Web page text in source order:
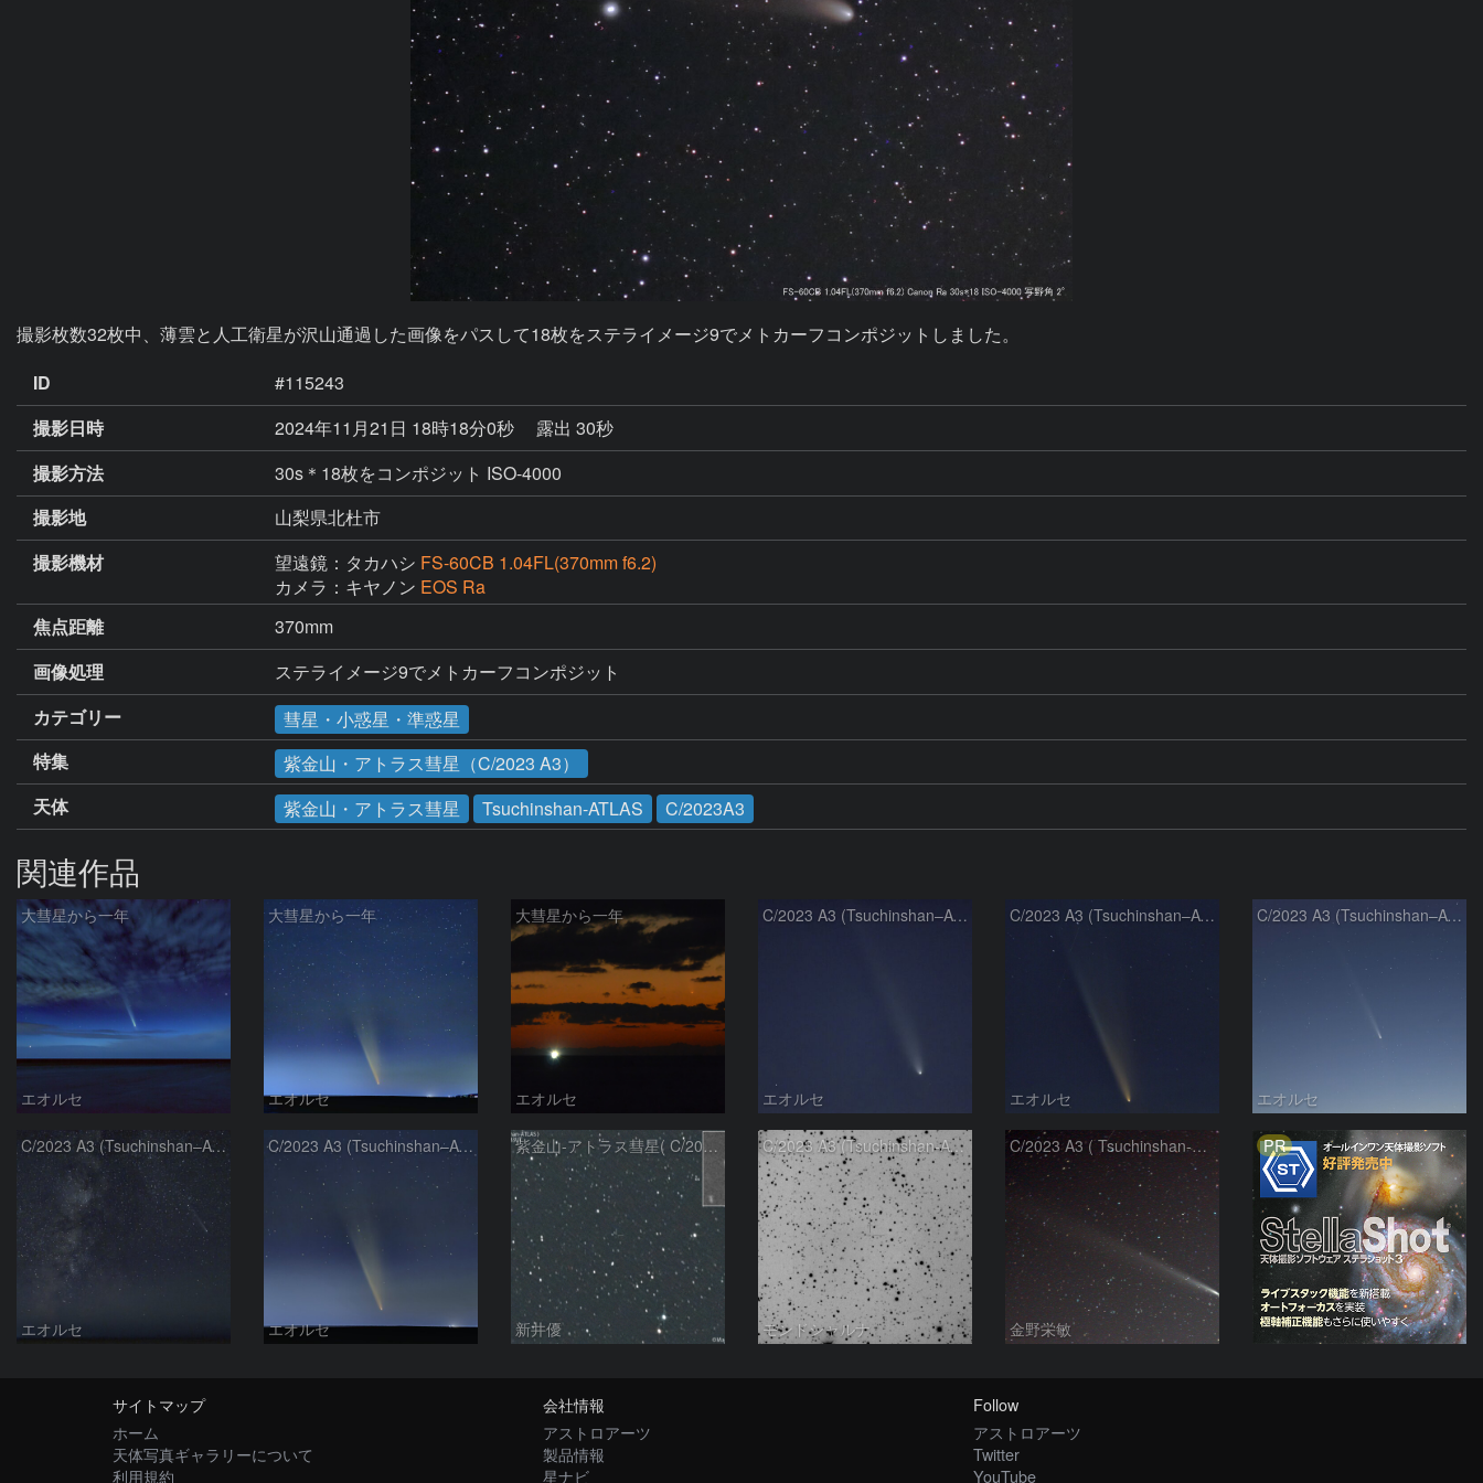
ID
#115243
撮影日時
2024年11月21日 18時18分0秒
露出 30秒
撮影方法
30s＊18枚をコンポジット ISO-4000
撮影地
山梨県北杜市
撮影機材
望遠鏡：タカハシ FS-60CB 1.04FL(370mm f6.2)
カメラ：キヤノン EOS Ra
焦点距離
370mm
画像処理
ステライメージ9でメトカーフコンポジット
カテゴリー
彗星・小惑星・準惑星
特集
紫金山・アトラス彗星（C/2023 A3）
天体
紫金山・アトラス彗星 Tsuchinshan-ATLAS C/2023A3
関連作品
大彗星から一年
エオルセ
大彗星から一年
エオルセ
大彗星から一年
エオルセ
C/2023 A3 (Tsuchinshan–ATLAS)
エオルセ
C/2023 A3 (Tsuchinshan–ATLAS)
エオルセ
C/2023 A3 (Tsuchinshan–ATLAS)
エオルセ
C/2023 A3 (Tsuchinshan–ATLAS)と天の川
エオルセ
C/2023 A3 (Tsuchinshan–ATLAS)
エオルセ
紫金山-アトラス彗星( C/2023A3 )：2025/09/16
新井優
C/2023 A3 (Tsuchinshan-ATLAS)
モンドシャルナ
C/2023 A3 ( Tsuchinshan-ATLAS )
金野栄敏
PR
サイトマップ
ホーム
天体写真ギャラリーについて
利用規約
会社情報
アストロアーツ
製品情報
星ナビ
Follow
アストロアーツ
Twitter
YouTube